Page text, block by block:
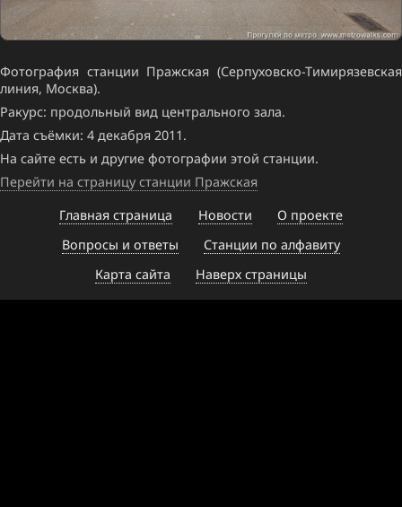
Фотография станции Пражская (Серпуховско-Тимирязевская
линия, Москва).
Ракурс: продольный вид центрального зала.
Дата съёмки: 4 декабря 2011.
На сайте есть и другие фотографии этой станции.
Перейти на страницу станции Пражская
Главная страница
Новости
О проекте
Вопросы и ответы
Станции по алфавиту
Карта сайта
Наверх страницы